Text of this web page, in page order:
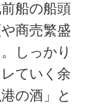
船の船頭
商売繁盛
しっかり
ていく余
の酒」と